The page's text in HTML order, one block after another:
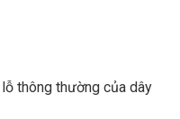
thông thường của dây